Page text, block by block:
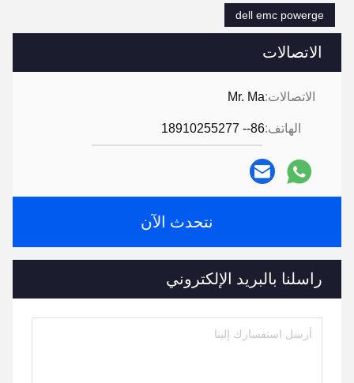
الاتصالات
الاتصالات:Mr. Ma
الهاتف:86-- 18910255277
نتحدث الآن
راسلنا بالبريد الإلكتروني
dell emc powerge